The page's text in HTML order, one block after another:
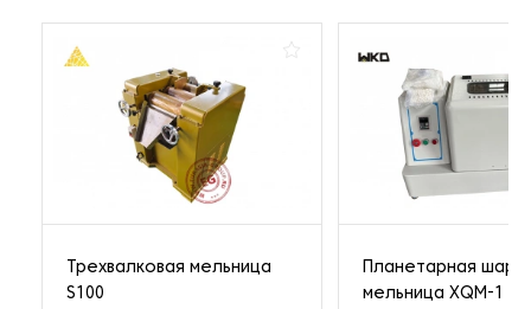
Трехвалковая мельница
S100
Планетарная
мельница XQM-1